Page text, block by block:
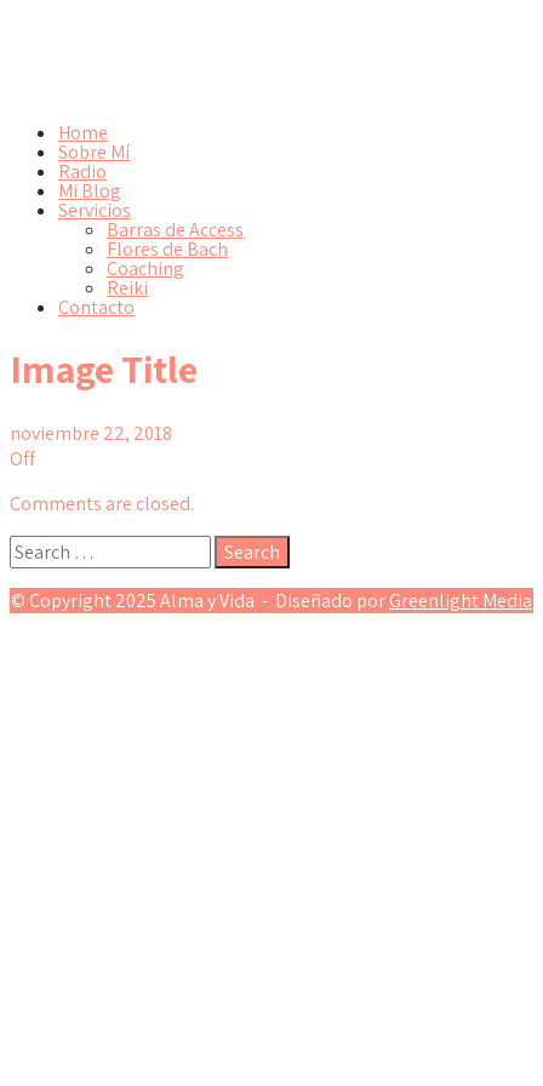
Home
Sobre Mí
Radio
Mi Blog
Servicios
Barras de Access
Flores de Bach
Coaching
Reiki
Contacto
Image Title
noviembre 22, 2018
Off
Comments are closed.
© Copyright 2025 Alma y Vida - Diseñado porGreenlight Media